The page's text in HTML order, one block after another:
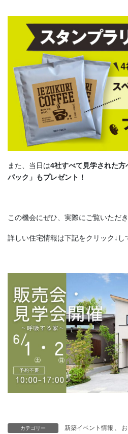
また、当日は4社すべて見学された
パック」もプレゼント！
この機会にぜひ、実際にご覧いただ
詳しい住宅情報は下記をクリック↓し
カテゴリー 新築イベント情報 、